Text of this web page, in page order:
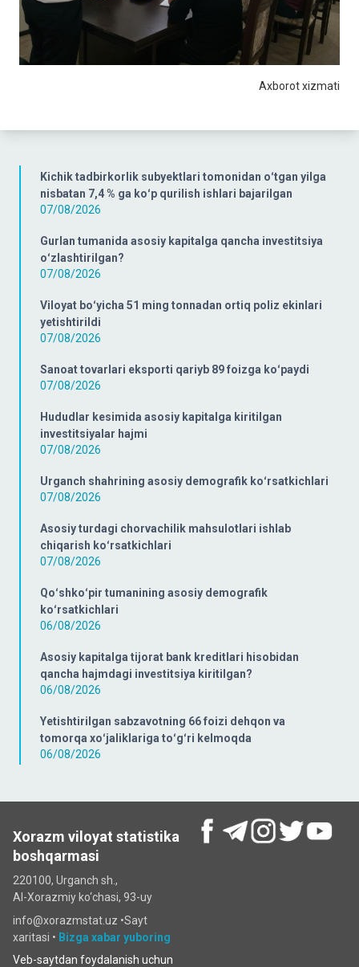
Kichik tadbirkorlik subyektlari tomonidan oʻtgan yilga
nisbatan 7,4 % ga koʻp qurilish ishlari bajarilgan
07/08/2026
Gurlan tumanida asosiy kapitalga qancha investitsiya
oʻzlashtirilgan?
07/08/2026
Viloyat boʻyicha 51 ming tonnadan ortiq poliz ekinlari
yetishtirildi
07/08/2026
Sanoat tovarlari eksporti qariyb 89 foizga koʻpaydi
07/08/2026
Hududlar kesimida asosiy kapitalga kiritilgan
investitsiyalar hajmi
07/08/2026
Urganch shahrining asosiy demografik koʻrsatkichlari
07/08/2026
Asosiy turdagi chorvachilik mahsulotlari ishlab
chiqarish koʻrsatkichlari
07/08/2026
Qoʻshkoʻpir tumanining asosiy demografik
koʻrsatkichlari
06/08/2026
Asosiy kapitalga tijorat bank kreditlari hisobidan
qancha hajmdagi investitsiya kiritilgan?
06/08/2026
Yetishtirilgan sabzavotning 66 foizi dehqon va
tomorqa xoʻjaliklariga toʻgʻri kelmoqda
06/08/2026
Axborot xizmati
Xorazm viloyat statistika
boshqarmasi
220100, Urganch sh.,
Al-Xorazmiy ko‘chаsi, 93-uy
info@xorazmstat.uz •Sayt
xaritasi • Bizga xabar yuboring
Veb-saytdan foydalanish uchun